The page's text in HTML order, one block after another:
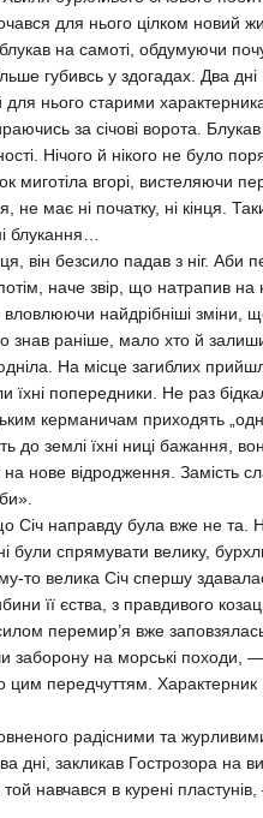
для нього цілком новий
блукав на самоті, обдумуючи
губивсь у здогадах. Два
для нього старими
за січові ворота.
Нічого й нікого не було
миготіла вгорі, вистеляючи
має ні початку, ні кінця.
блукання…
він безсило падав з ніг. Аби
наче звір, що натрапив на
найдрібніші зміни,
знав раніше, мало хто й
На місце загиблих
їхні попередники. Не раз
керманичам приходять
до землі їхні ниці бажання,
на нове відродження. Замість
Січ направду була вже не та.
були спрямувати велику,
то велика Січ спершу
її єства, з правдивого
перемир’я вже
заборону на морські походи,
передчуттям. Характерник
радісними та
дні, закликав Гострозора на
навчався в курені